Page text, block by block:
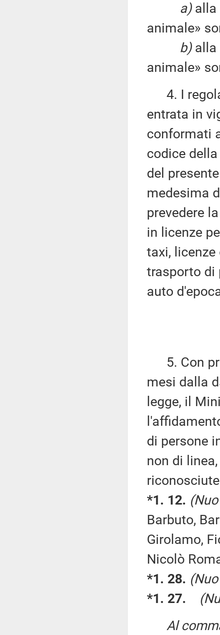
a)alla
animale»
b)alla
animale»
4. I
entrata in
conformati
codice
del
medesima
prevedere
in licenze
taxi,
trasporto di
auto
5. Con
mesi dalla
legge, il
di persone
non di
*1. 12.
Barbuto,
Girolamo,
Nicolò
*1. 28.
*1. 27.
Al